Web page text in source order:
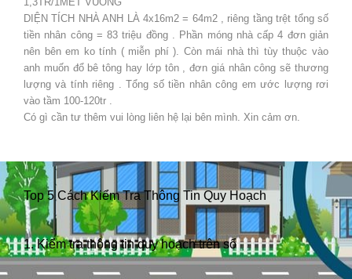
DIỆN TÍCH NHÀ ANH LÀ 4x16m2 = 64m2 , riêng tầng trệt tổng số
tiền nhân công = 83 triệu đồng . Phần móng nhà cấp 4 đơn giản
nên bên em ko tính ( miễn phí ). Còn mái nhà thì tùy thuộc vào
anh muốn đổ bê tông hay lớp tôn , đơn giá nhân công sẽ thương
lượng và tính riêng . Tổng số tiền nhân công em ước lượng rơi
vào tầm 100-120tr .
Có gì cần tư thêm vui lòng liên hệ lại bên mình. Xin cảm ơn.
Top 5 Cách Kiểm Tra Thông Tin Quy Hoạch
1. Kiểm tra thông tin quy hoạch trên sổ